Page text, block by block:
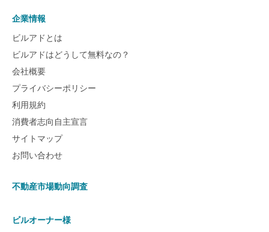
企業情報
ビルアドとは
ビルアドはどうして無料なの？
会社概要
プライバシーポリシー
利用規約
消費者志向自主宣言
サイトマップ
お問い合わせ
不動産市場動向調査
ビルオーナー様